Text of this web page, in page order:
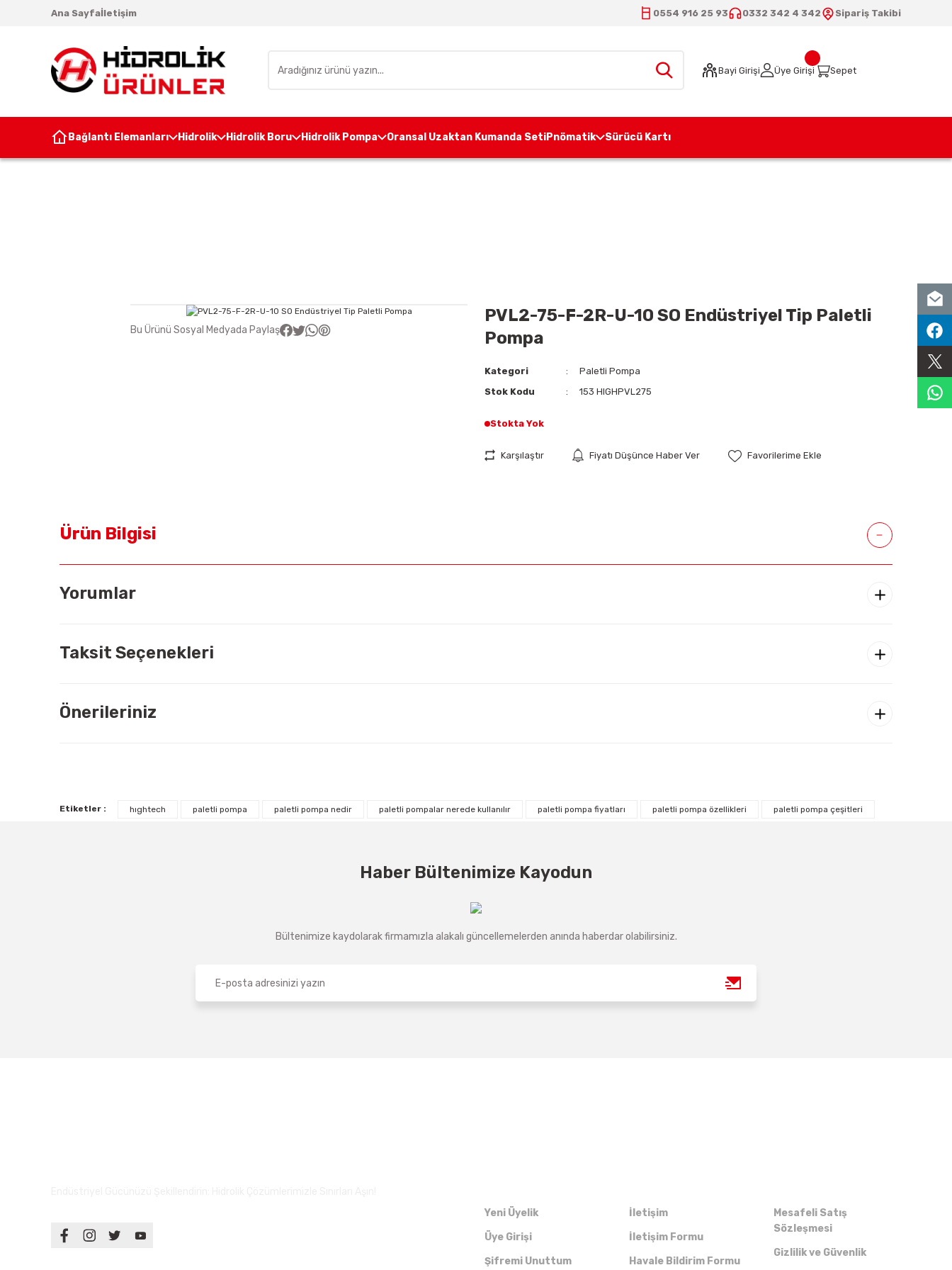
Ana Sayfaİletişim 0554 916 25 93 0332 342 4 342 Sipariş Takibi
Bayi Girişi Üye Girişi Sepet
Bağlantı Elemanları Hidrolik Hidrolik Boru Hidrolik Pompa Oransal Uzaktan Kumanda SetiPnömatik Sürücü Kartı
Bu Ürünü Sosyal Medyada Paylaş
PVL2-75-F-2R-U-10 SO Endüstriyel Tip Paletli
Pompa
Kategori
Paletli Pompa
Stok Kodu
153 HIGHPVL275
Stokta Yok
Karşılaştır Fiyatı Düşünce Haber Ver
Ürün Bilgisi
Yorumlar
Taksit Seçenekleri
Önerileriniz
Etiketler : hıghtech paletli pompa paletli pompa nedir paletli pompalar nerede kullanılır paletli pompa fiyatları paletli pompa özellikleri paletli pompa çeşitleri
Haber Bültenimize Kayodun
Bültenimize kaydolarak firmamızla alakalı güncellemelerden anında haberdar olabilirsiniz.
Yeni Üyelik
Üye Girişi
Şifremi Unuttum
İletişim
İletişim Formu
Havale Bildirim Formu
Mesafeli Satış
Sözleşmesi
Gizlilik ve Güvenlik